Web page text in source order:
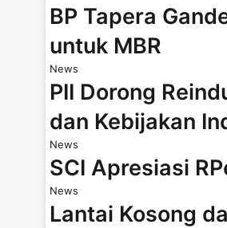
BP Tapera
untuk MBR
News
PII Dorong
dan Kebijakan
News
SCI Apresiasi
News
Lantai Kosong